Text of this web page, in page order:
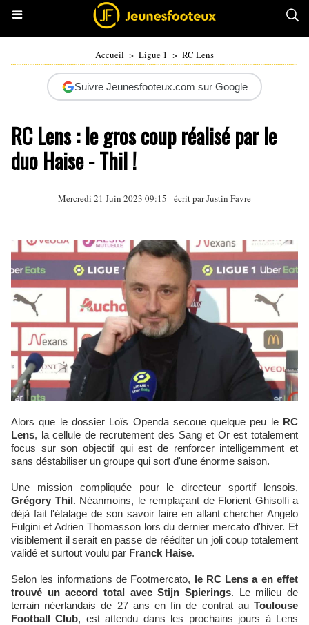
Accueil > Ligue 1 > RC Lens
Suivre Jeunesfooteux.com sur Google
RC Lens : le gros coup réalisé par le
duo Haise - Thil !
Mercredi 21 Juin 2023 09:15 - écrit parJustin Favre
Alors que le dossier Loïs Openda secoue quelque peu le RC
Lens, la cellule de recrutement des Sang et Or est totalement
focus sur son objectif qui est de renforcer intelligemment et
sans déstabiliser un groupe qui sort d'une énorme saison.
Une mission compliquée pour le directeur sportif lensois,
Grégory Thil. Néanmoins, le remplaçant de Florient Ghisolfi a
déjà fait l'étalage de son savoir faire en allant chercher Angelo
Fulgini et Adrien Thomasson lors du dernier mercato d'hiver. Et
visiblement il serait en passe de rééditer un joli coup totalement
validé et surtout voulu par Franck Haise.
Selon les informations de Footmercato, le RC Lens a en effet
trouvé un accord total avec Stijn Spierings. Le milieu de
terrain néerlandais de 27 ans en fin de contrat au Toulouse
Football Club, est attendu dans les prochains jours à Lens